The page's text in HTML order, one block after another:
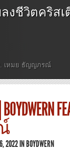
งชีวิตคริสเตียน
เหมย ธัญญภรณ์
2022 INBOYDWERN